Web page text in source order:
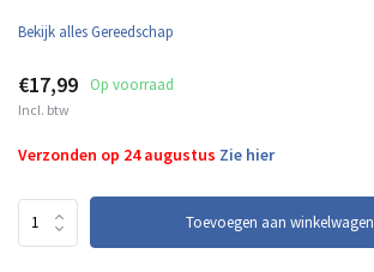
Bekijk alles Gereedschap
€17,99 Op voorraad
Incl. btw
Verzonden op 24 augustus Zie hier
Toevoegen aan winkelwagen